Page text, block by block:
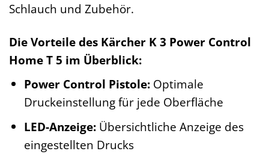
Schlauch und Zubehör.
Die Vorteile des Kärcher K 3 Power Control
Home T 5 im Überblick:
Power Control Pistole:Optimale
Druckeinstellung für jede Oberfläche
LED-Anzeige:Übersichtliche Anzeige des
eingestellten Drucks